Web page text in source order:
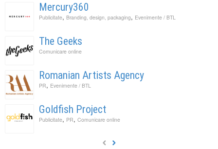
Mercury360
Publicitate, Branding, design, packaging, Evenimente / BTL
The Geeks
Comunicare online
Romanian Artists Agency
PR, Evenimente / BTL
Goldfish Project
Publicitate, PR, Comunicare online